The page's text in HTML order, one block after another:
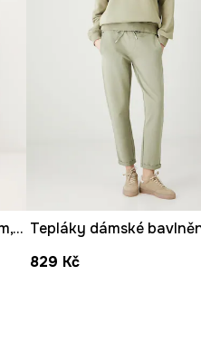
Tepláky dámské s modalem, hladký povrch
829 Kč